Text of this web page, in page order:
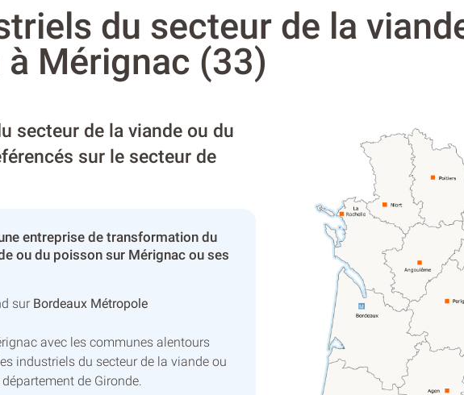
du secteur de la
Mérignac (33)
secteur de la viande ou du
sur le secteur de
entreprise de transformation du
ou du poisson sur Mérignac ou ses
sur Bordeaux Métropole
avec les communes alentours
industriels du secteur de la viande ou
de Gironde.